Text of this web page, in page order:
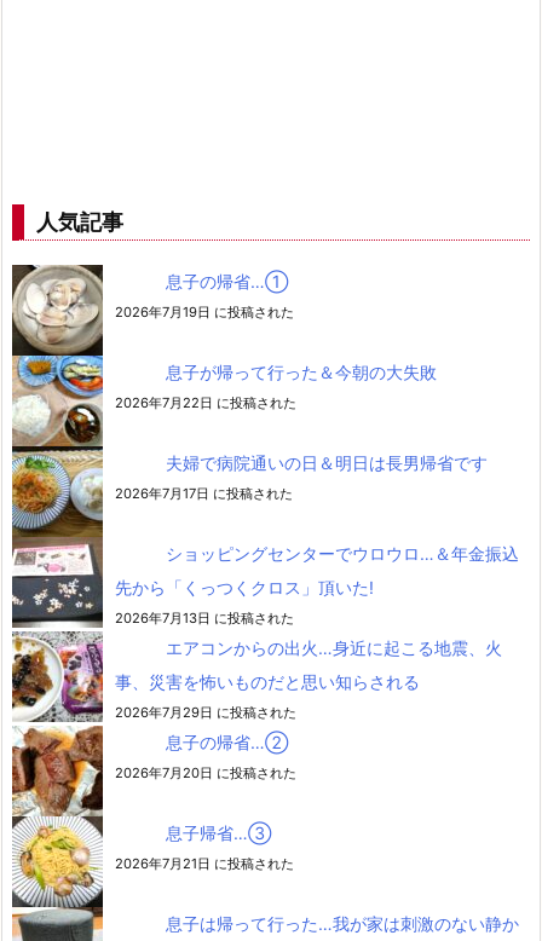
人気記事
息子の帰省…➀
2026年7月19日 に投稿された
息子が帰って行った＆今朝の大失敗
2026年7月22日 に投稿された
夫婦で病院通いの日＆明日は長男帰省です
2026年7月17日 に投稿された
ショッピングセンターでウロウロ…＆年金振込
先から「くっつくクロス」頂いた!
2026年7月13日 に投稿された
エアコンからの出火…身近に起こる地震、火
事、災害を怖いものだと思い知らされる
2026年7月29日 に投稿された
息子の帰省…②
2026年7月20日 に投稿された
息子帰省…③
2026年7月21日 に投稿された
息子は帰って行った…我が家は刺激のない静か